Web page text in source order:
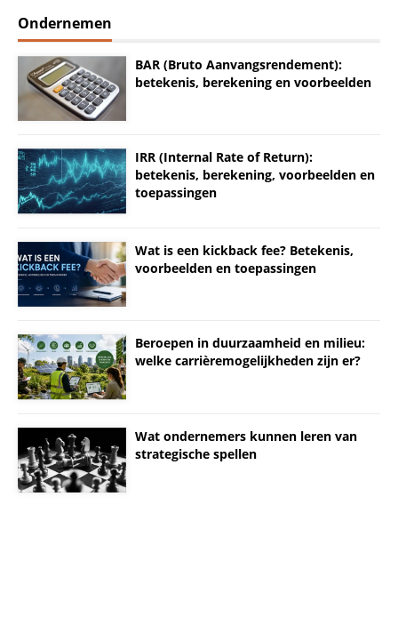
Ondernemen
BAR (Bruto Aanvangsrendement):
betekenis, berekening en voorbeelden
IRR (Internal Rate of Return):
betekenis, berekening, voorbeelden en
toepassingen
Wat is een kickback fee? Betekenis,
voorbeelden en toepassingen
Beroepen in duurzaamheid en milieu:
welke carrièremogelijkheden zijn er?
Wat ondernemers kunnen leren van
strategische spellen